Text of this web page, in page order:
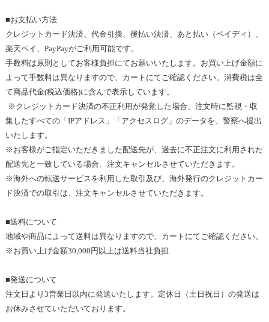
■お支払い方法
クレジットカード決済、代金引換、後払い決済、あと払い（ペイディ）、
楽天ペイ、PayPayがご利用可能です。
手数料は原則としてお客様負担にてお願いいたします。 お買い上げ金額に
よって手数料は異なりますので、カートにてご確認ください。消費税は全
て商品代金(税込価格)に含んで表示しています 。
※ クレジットカード決済の不正利用が発覚した場合、注文時に監視・収
集したすべての「 IPアドレス」「アクセスログ」のデータを、警察へ提出
いたします 。
※ お客様がご指定いただきました配送先が、過去に不正注文に利用された
配送先と一致している場合、注文キャンセルさせていただきます 。
※海外への転送サービスを利用した取引及び、海外発行のクレジットカー
ド決済での取引は、注文キャンセルさせていただきます。
■送料について
地域や商品によって送料は異なりますので、カートにてご確認ください。
※ お買い上げ金額30,000 円以上は送料当社負担
■発送について
注文日より3営業日以内に発送いたします。定休日（土日祝日）の発送は
お休みさせていただいております。